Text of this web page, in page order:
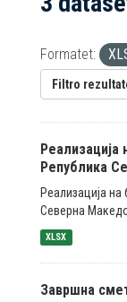
Formatet:
Filtro
Реализација
Република
Реализација
Северна
XLSX
Завршна